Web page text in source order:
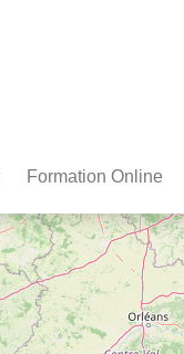
Formation Online